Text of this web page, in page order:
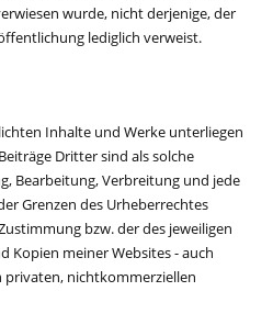
wurde, nicht derjenige, der
lediglich verweist.
Inhalte und Werke unterliegen
Dritter sind als solche
Bearbeitung, Verbreitung und jede
Grenzen des Urheberrechtes
bzw. der des jeweiligen
Kopien meiner Websites - auch
privaten, nichtkommerziellen